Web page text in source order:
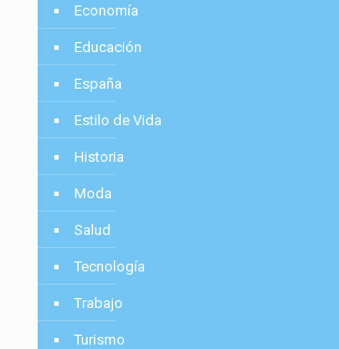
Economía
Educación
España
Estilo de Vida
Historia
Moda
Salud
Tecnología
Trabajo
Turismo